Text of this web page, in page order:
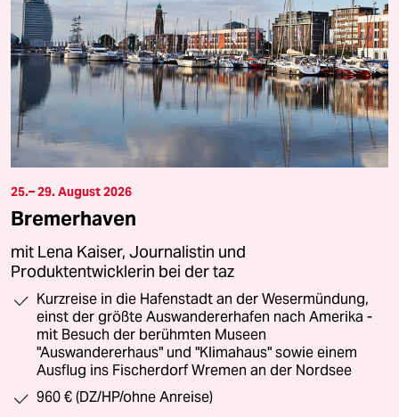
25.– 29. August 2026
Bremerhaven
mit Lena Kaiser, Journalistin und
Produktentwicklerin bei der taz
Kurzreise in die Hafenstadt an der Wesermündung,
einst der größte Auswandererhafen nach Amerika -
mit Besuch der berühmten Museen
"Auswandererhaus" und "Klimahaus" sowie einem
Ausflug ins Fischerdorf Wremen an der Nordsee
960 € (DZ/HP/ohne Anreise)